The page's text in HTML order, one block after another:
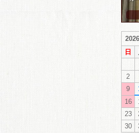
日
2
9
16
23
30